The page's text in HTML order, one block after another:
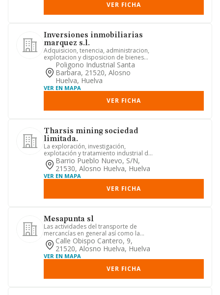
VER FICHA
Inversiones inmobiliarias
marquez s.l.
Adquisicion, tenencia, administracion,
explotacion y disposicion de bienes
inmuebles de toda clases...
Poligono Industrial Santa
Barbara, 21520, Alosno
Huelva, Huelva
VER EN MAPA
VER FICHA
Tharsis mining sociedad
limitada.
La exploración, investigación,
explotación y tratamiento industrial de
yacimientos minerales y demá...
Barrio Pueblo Nuevo, S/n,
21530, Alosno Huelva, Huelva
VER EN MAPA
VER FICHA
Mesapunta sl
Las actividades del transporte de
mercancías en general así como la
prestación de servicios de mens...
Calle Obispo Cantero, 9,
21520, Alosno Huelva, Huelva
VER EN MAPA
VER FICHA